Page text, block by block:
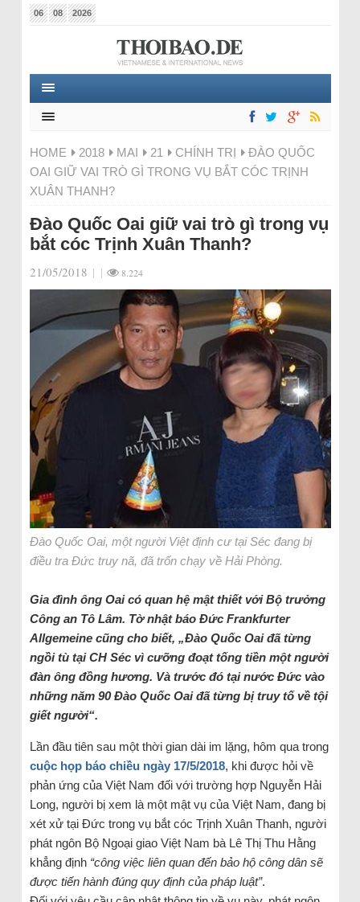
06 08 2026
HOME 2018 MAI 21 CHÍNH TRỊ
ĐÀO QUỐC
OAI GIỮ VAI TRÒ GÌ TRONG VỤ BẮT CÓC TRỊNH
XUÂN THANH?
Đào Quốc Oai giữ vai trò gì trong vụ
bắt cóc Trịnh Xuân Thanh?
21/05/2018 | | 8.224
Đào Quốc Oai, một người Việt định cư tại Séc đang bị
điều tra Đức truy nã, đã trốn chạy về Hải Phòng.
Gia đình ông Oai có quan hệ mật thiết với Bộ trưởng
Công an Tô Lâm. Tờ nhật báo Đức Frankfurter
Allgemeine cũng cho biết, „Đào Quốc Oai đã từng
ngồi tù tại CH Séc vì cưỡng đoạt tống tiền một người
đàn ông đồng hương. Và trước đó tại nước Đức vào
những năm 90 Đào Quốc Oai đã từng bị truy tố về tội
giết người“.
Lần đầu tiên sau một thời gian dài im lặng, hôm qua trong
cuộc họp báo chiều ngày 17/5/2018, khi được hỏi về
phản ứng của Việt Nam đối với trường hợp Nguyễn Hải
Long, người bị xem là một mật vụ của Việt Nam, đang bị
xét xử tại Đức trong vụ bắt cóc Trịnh Xuân Thanh, người
phát ngôn Bộ Ngoại giao Việt Nam bà Lê Thị Thu Hằng
khẳng định “công việc liên quan đến bảo hộ công dân sẽ
được tiến hành đúng quy định của pháp luật”.